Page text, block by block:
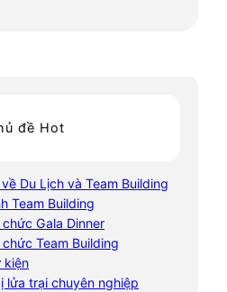
đề Hot
Du Lịch và Team Building
Team Building
Gala Dinner
Team Building
kiện
lửa trại chuyên nghiệp